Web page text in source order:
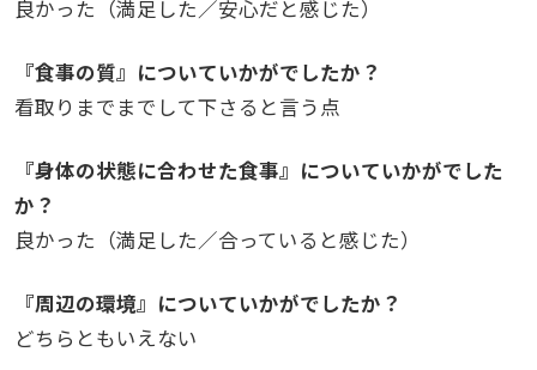
良かった（満足した／安心だと感じた）
『食事の質』についていかがでしたか？
看取りまでまでして下さると言う点
『身体の状態に合わせた食事』についていかがでした
か？
良かった（満足した／合っていると感じた）
『周辺の環境』についていかがでしたか？
どちらともいえない